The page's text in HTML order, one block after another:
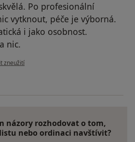
Po profesionální
vytknout, péče je výborná.
i jako osobnost.
nic.
uživatele Váš účet byl odstraněn
zneužití
názory rozhodovat o tom,
nebo ordinaci navštívit?